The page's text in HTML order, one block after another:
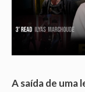
A saída de uma